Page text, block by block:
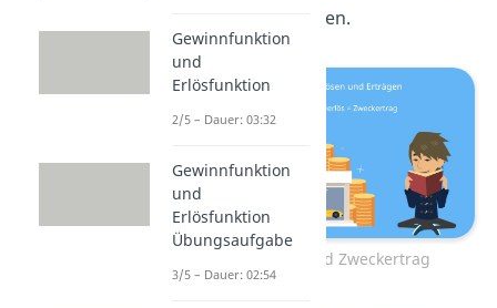
Fällen unterschieden.
Grunderlös und Zweckertrag
Gewinnfunktion
und
Erlösfunktion
2/5 – Dauer: 03:32
Gewinnfunktion
und
Erlösfunktion
Übungsaufgabe
3/5 – Dauer: 02:54